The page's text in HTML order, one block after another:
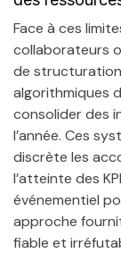
Face à ces
collaborateurs
de structuration
algorithmiques
consolider des
l’année. Ces
discrète les
l’atteinte des
événementiel
approche
fiable et